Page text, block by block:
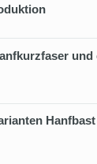
Hanfbast